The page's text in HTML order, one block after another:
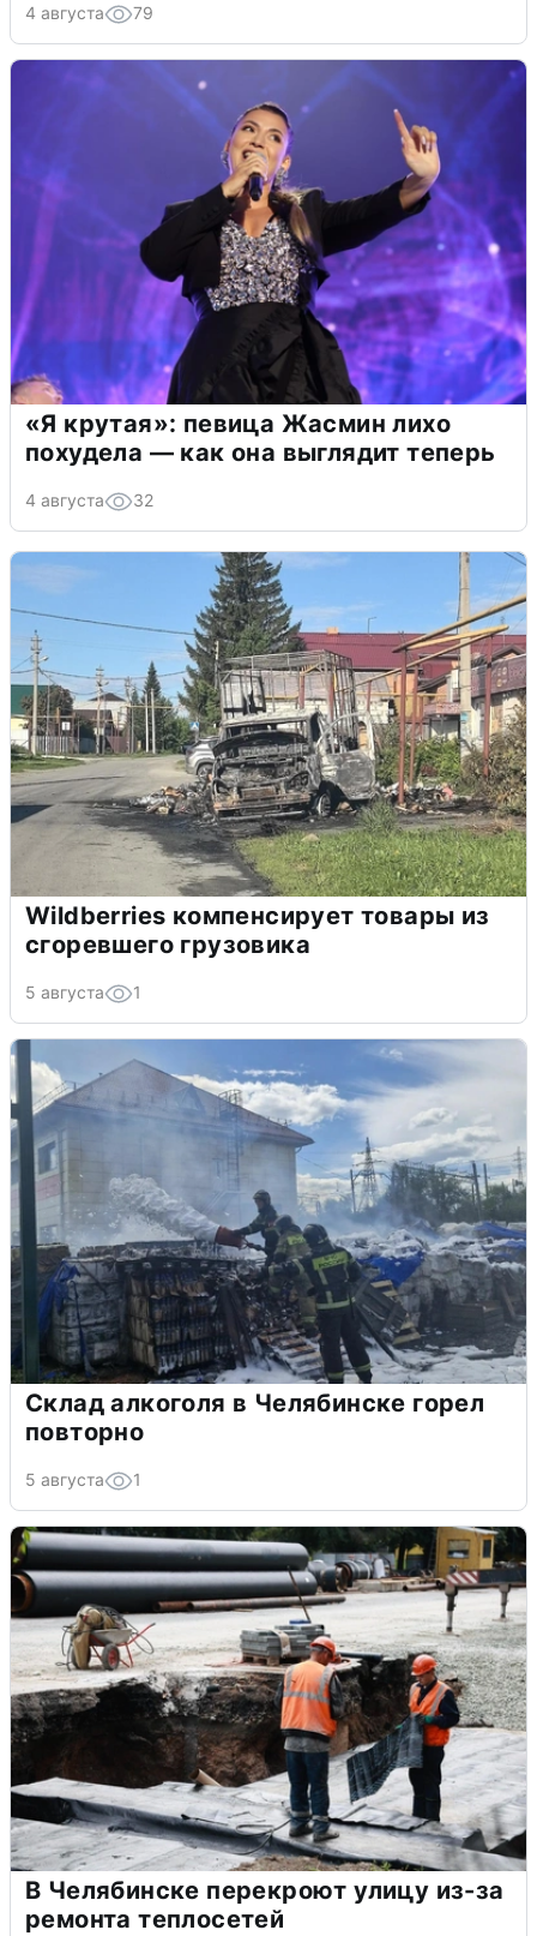
4 августа 79
«Я крутая»: певица Жасмин лихо
похудела — как она выглядит теперь
4 августа 32
Wildberries компенсирует товары из
сгоревшего грузовика
5 августа 1
Склад алкоголя в Челябинске горел
повторно
5 августа 1
В Челябинске перекроют улицу из-за
ремонта теплосетей